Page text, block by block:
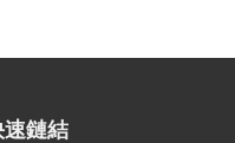
速鏈結